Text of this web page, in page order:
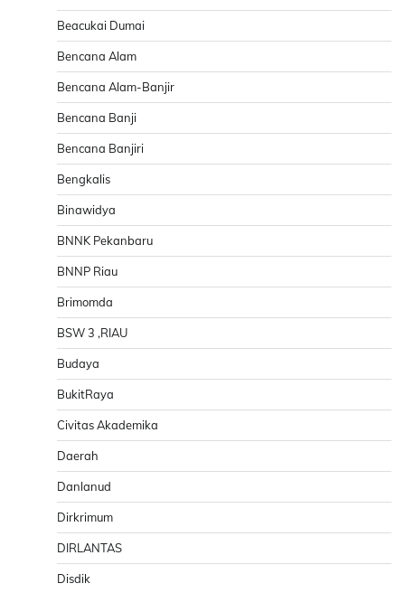
Beacukai Dumai
Bencana Alam
Bencana Alam-Banjir
Bencana Banji
Bencana Banjiri
Bengkalis
Binawidya
BNNK Pekanbaru
BNNP Riau
Brimomda
BSW 3 ,RIAU
Budaya
BukitRaya
Civitas Akademika
Daerah
Danlanud
Dirkrimum
DIRLANTAS
Disdik